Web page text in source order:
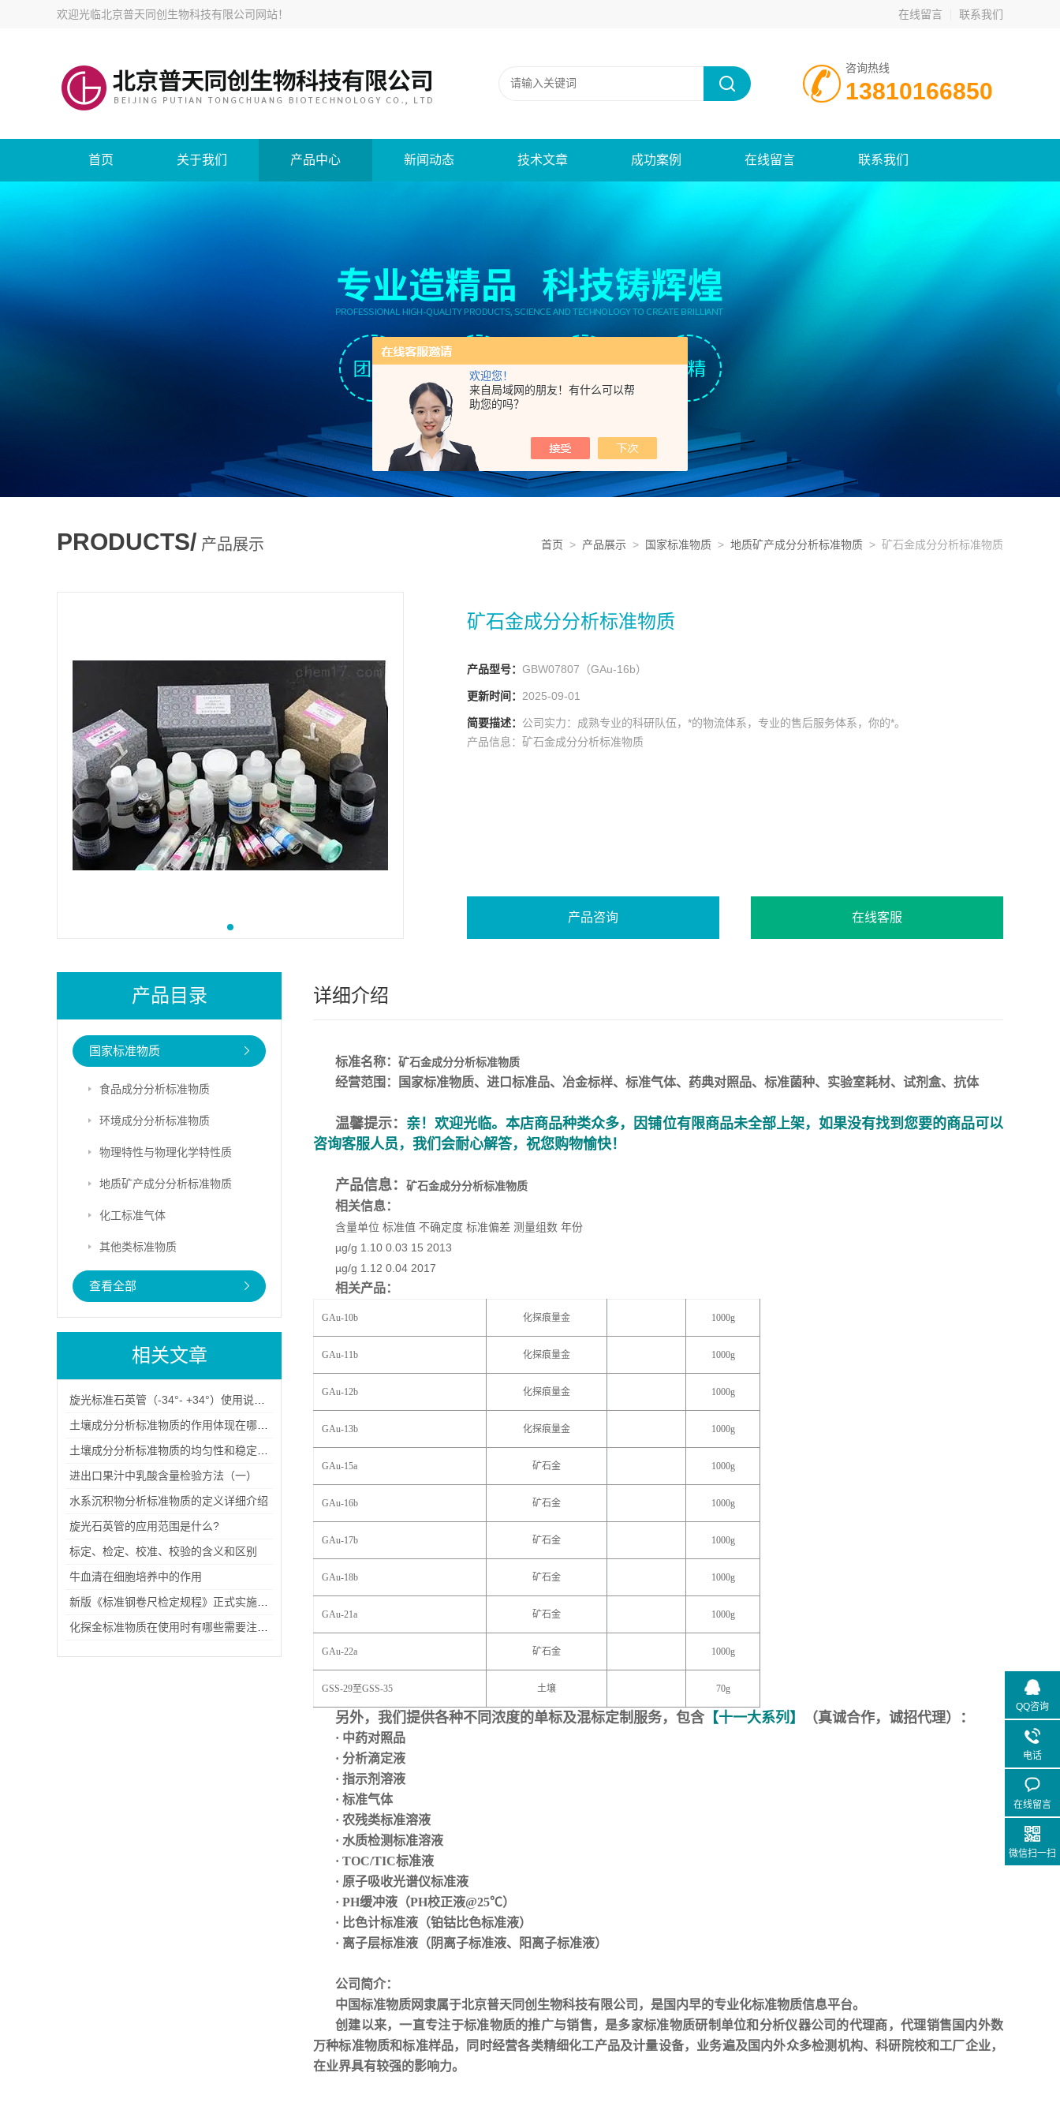
欢迎您！
来自局域网的朋友！有什么可以帮
助您的吗？
欢迎光临北京普天同创生物科技有限公司网站！ 在线留言 联系我们
咨询热线
13810166850
首页 关于我们 产品中心 新闻动态 技术文章 成功案例 在线留言 联系我们
PRODUCTS/ 产品展示 首页 > 产品展示 > 国家标准物质 > 地质矿产成分分析标准物质 > 矿石金成分分析标准物质
矿石金成分分析标准物质
产品型号： GBW07807（GAu-16b）
更新时间： 2025-09-01
简要描述： 公司实力：成熟专业的科研队伍，*的物流体系，专业的售后服务体系，你的*。
产品信息：矿石金成分分析标准物质
产品咨询 在线客服
产品目录
国家标准物质
食品成分分析标准物质
环境成分分析标准物质
物理特性与物理化学特性质
地质矿产成分分析标准物质
化工标准气体
其他类标准物质
查看全部
相关文章
进出口果汁中乳酸含量检验方法（一）
水系沉积物分析标准物质的定义详细介绍
旋光石英管的应用范围是什么?
标定、检定、校准、校验的含义和区别
牛血清在细胞培养中的作用
详细介绍
标准名称： 矿石金成分分析标准物质
经营范围：国家标准物质、进口标准品、冶金标样、标准气体、药典对照品、标准菌种、实验室耗材、试剂盒、抗体
温馨提示： 亲！欢迎光临。本店商品种类众多，因铺位有限商品未全部上架，如果没有找到您要的商品可以
咨询客服人员，我们会耐心解答，祝您购物愉快！
产品信息： 矿石金成分分析标准物质
相关信息：
含量单位 标准值 不确定度 标准偏差 测量组数 年份
µg/g 1.10 0.03 15 2013
µg/g 1.12 0.04 2017
相关产品：
GAu-10b 化探痕量金 1000g
GAu-11b 化探痕量金 1000g
GAu-12b 化探痕量金 1000g
GAu-13b 化探痕量金 1000g
GAu-15a 矿石金 1000g
GAu-16b 矿石金 1000g
GAu-17b 矿石金 1000g
GAu-18b 矿石金 1000g
GAu-21a 矿石金 1000g
GAu-22a 矿石金 1000g
GSS-29至GSS-35 土壤 70g
另外，我们提供各种不同浓度的单标及混标定制服务，包含 【十一大系列】 （真诚合作，诚招代理）：
· 中药对照品
· 分析滴定液
· 指示剂溶液
· 标准气体
· 农残类标准溶液
· 水质检测标准溶液
· TOC/TIC标准液
· 原子吸收光谱仪标准液
· PH缓冲液（PH校正液@25℃）
· 比色计标准液（铂钴比色标准液）
· 离子层标准液（阴离子标准液、阳离子标准液）
公司简介：
中国标准物质网隶属于北京普天同创生物科技有限公司，是国内早的专业化标准物质信息平台。
创建以来，一直专注于标准物质的推广与销售，是多家标准物质研制单位和分析仪器公司的代理商，代理销售国内外数
万种标准物质和标准样品，同时经营各类精细化工产品及计量设备，业务遍及国内外众多检测机构、科研院校和工厂企业，
在业界具有较强的影响力。
QQ咨询
电话
在线留言
微信扫一扫